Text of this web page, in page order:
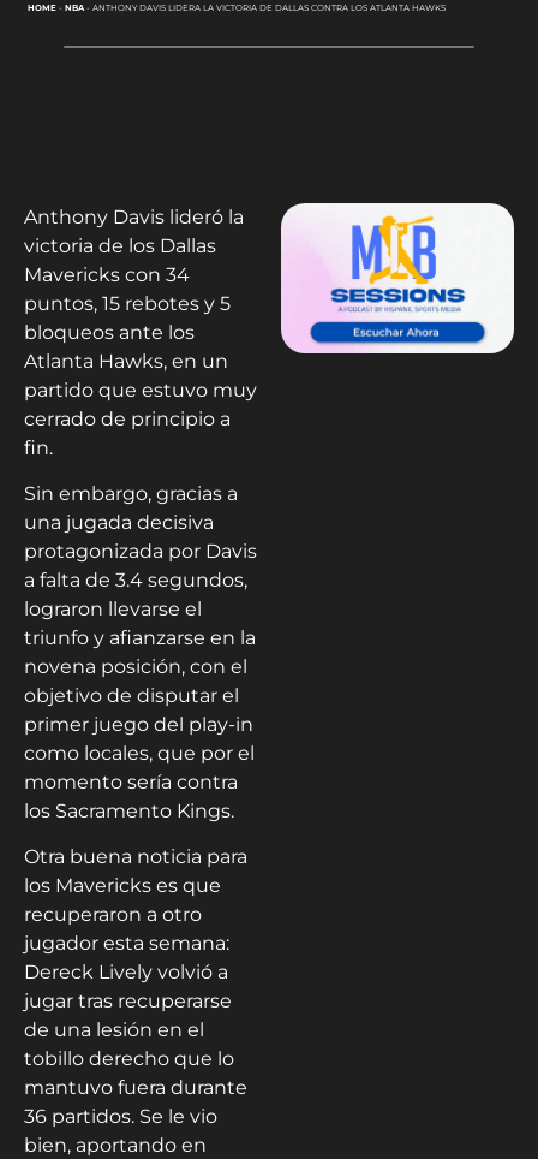
HOME- NBA- ANTHONY DAVIS LIDERA LA VICTORIA DE DALLAS CONTRA LOS ATLANTA HAWKS
Anthony Davis lideró la
victoria de los Dallas
Mavericks con 34
puntos, 15 rebotes y 5
bloqueos ante los
Atlanta Hawks, en un
partido que estuvo muy
cerrado de principio a
fin.
Sin embargo, gracias a
una jugada decisiva
protagonizada por Davis
a falta de 3.4 segundos,
lograron llevarse el
triunfo y afianzarse en la
novena posición, con el
objetivo de disputar el
primer juego del play-in
como locales, que por el
momento sería contra
los Sacramento Kings.
Otra buena noticia para
los Mavericks es que
recuperaron a otro
jugador esta semana:
Dereck Lively volvió a
jugar tras recuperarse
de una lesión en el
tobillo derecho que lo
mantuvo fuera durante
36 partidos. Se le vio
bien, aportando en